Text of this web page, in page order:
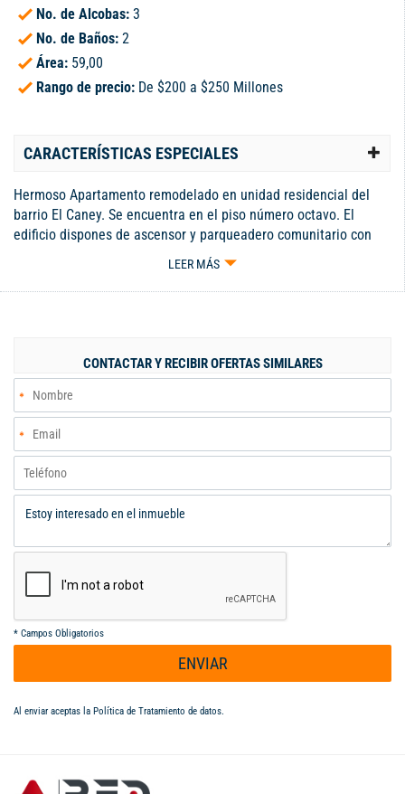
No. de Alcobas: 3
No. de Baños: 2
Área: 59,00
Rango de precio: De $200 a $250 Millones
CARACTERÍSTICAS ESPECIALES
Hermoso Apartamento remodelado en unidad residencial del
barrio El Caney. Se encuentra en el piso número octavo. El
edificio dispones de ascensor y parqueadero comunitario con
asignación de un espacio por apartamento. El apto cuenta con
habitaciones, la principal tiene baño y vestier. Las otras
piscinas, zona de bronceo, gimnasio, zonas verdes con juegos
infantiles, salón social con aire acondicionado y terraza
solarium. El conjunto tiene una ubicación estratégica, con
excelentes vías de acceso, transporte público cercano, cerca a
supermercados, tiendas de variedades, restaurantes, parques,
centros comerciales y una estación principal de policía. No
esperes mas y contáctanos hoy mismo para conocer el hogar de
tus sueños!!
LEER MÁS
CONTACTAR Y RECIBIR OFERTAS SIMILARES
* Campos Obligatorios
ENVIAR
Al enviar aceptas la Política de Tratamiento de datos.